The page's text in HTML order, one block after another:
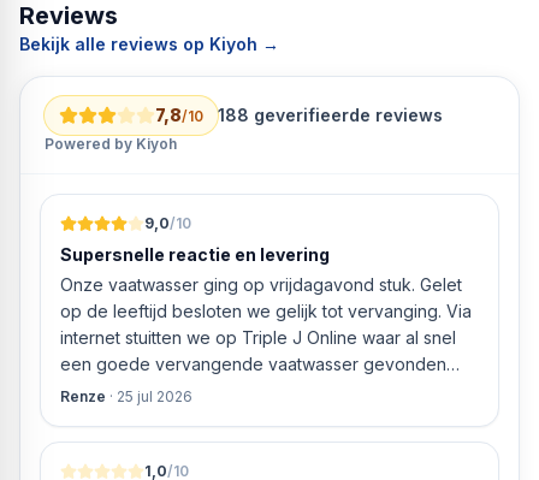
Temperatuurregeling
RVS frame
Beschermende functies
Overloopbeveiliging
Restwarmte indicator
Potdetectie
Aantal kookzones 4
Aantal flexzones 1
Aantal kookstanden 9
Diameter kookzones 14,5 cm 21 cm
Afmetingen flexzones 18/28 cm
Hoogte 5,2 cm
Breed 58 cm
diepte 51 cm
Kookplaat met brede uitsparing 56 cm
Diep uitgesneden kookplaat 49 cm
Gewicht 9,85 kg
Reviews
Bekijk alle reviews op Kiyoh →
7,8/10 188 geverifieerde reviews
Powered by Kiyoh
9,0/10
Supersnelle reactie en levering
Onze vaatwasser ging op vrijdagavond stuk. Gelet
op de leeftijd besloten we gelijk tot vervanging. Via
internet stuitten we op Triple J Online waar al snel
een goede vervangende vaatwasser gevonden
werd. ‘s Ochtends even gebeld met de
geïnstalleerd kan worden. Dit bleek het geval tegen
alleszins concurrente prijzen. De vriendelijke
Renze · 25 jul 2026
1,0/10